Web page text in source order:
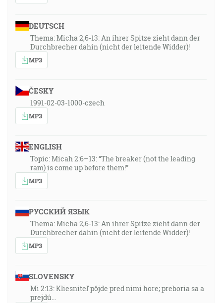
DEUTSCH
Thema: Micha 2,6-13: An ihrer Spitze zieht dann der
Durchbrecher dahin (nicht der leitende Widder)!
MP3
ČESKY
1991-02-03-1000-czech
MP3
ENGLISH
Topic: Micah 2:6–13: “The breaker (not the leading
ram) is come up before them!”
MP3
РУССКИЙ ЯЗЫК
Thema: Micha 2,6-13: An ihrer Spitze zieht dann der
Durchbrecher dahin (nicht der leitende Widder)!
MP3
SLOVENSKY
Mi 2:13: Kliesniteľ pôjde pred nimi hore; preboria sa a
prejdú…